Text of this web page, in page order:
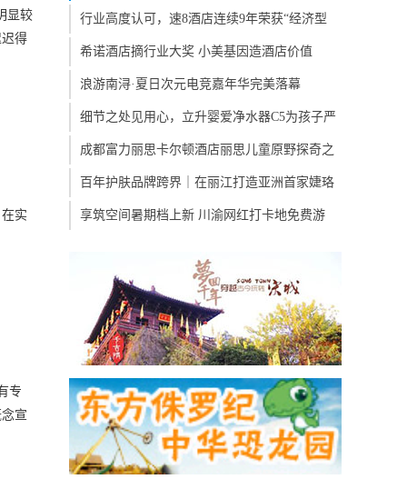
显较
得
实
专
宣
行业高度认可，速8酒店连续9年荣获“经济型
希诺酒店摘行业大奖 小美基因造酒店价值
浪游南浔·夏日次元电竞嘉年华完美落幕
细节之处见用心，立升婴爱净水器C5为孩子严
成都富力丽思卡尔顿酒店丽思儿童原野探奇之
百年护肤品牌跨界｜在丽江打造亚洲首家婕珞
享筑空间暑期档上新 川渝网红打卡地免费游